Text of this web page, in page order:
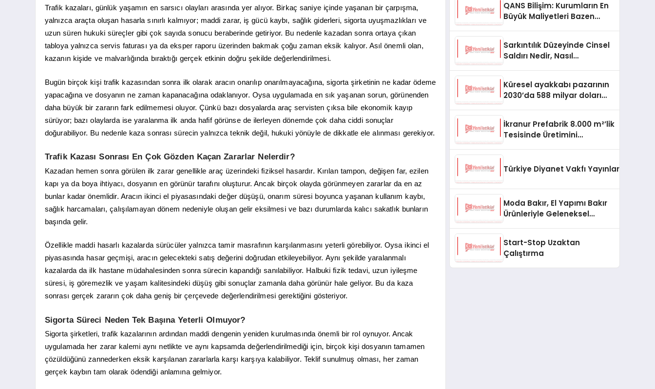
Trafik kazaları, günlük yaşamın en sarsıcı olayları arasında yer alıyor. Birkaç saniye içinde yaşanan bir çarpışma,
yalnızca araçta oluşan hasarla sınırlı kalmıyor; maddi zarar, iş gücü kaybı, sağlık giderleri, sigorta uyuşmazlıkları ve
uzun süren hukuki süreçler gibi çok sayıda sonucu beraberinde getiriyor. Bu nedenle kazadan sonra ortaya çıkan
tabloya yalnızca servis faturası ya da eksper raporu üzerinden bakmak çoğu zaman eksik kalıyor. Asıl önemli olan,
kazanın kişide ve malvarlığında bıraktığı gerçek etkinin doğru şekilde değerlendirilmesi.
Bugün birçok kişi trafik kazasından sonra ilk olarak aracın onarılıp onarılmayacağına, sigorta şirketinin ne kadar ödeme
yapacağına ve dosyanın ne zaman kapanacağına odaklanıyor. Oysa uygulamada en sık yaşanan sorun, görünenden
daha büyük bir zararın fark edilmemesi oluyor. Çünkü bazı dosyalarda araç servisten çıksa bile ekonomik kayıp
sürüyor; bazı olaylarda ise yaralanma ilk anda hafif görünse de ilerleyen dönemde çok daha ciddi sonuçlar
doğurabiliyor. Bu nedenle kaza sonrası sürecin yalnızca teknik değil, hukuki yönüyle de dikkatle ele alınması gerekiyor.
Trafik Kazası Sonrası En Çok Gözden Kaçan Zararlar Nelerdir?
Kazadan hemen sonra görülen ilk zarar genellikle araç üzerindeki fiziksel hasardır. Kırılan tampon, değişen far, ezilen
kapı ya da boya ihtiyacı, dosyanın en görünür tarafını oluşturur. Ancak birçok olayda görünmeyen zararlar da en az
bunlar kadar önemlidir. Aracın ikinci el piyasasındaki değer düşüşü, onarım süresi boyunca yaşanan kullanım kaybı,
sağlık harcamaları, çalışılamayan dönem nedeniyle oluşan gelir eksilmesi ve bazı durumlarda kalıcı sakatlık bunların
başında gelir.
Özellikle maddi hasarlı kazalarda sürücüler yalnızca tamir masrafının karşılanmasını yeterli görebiliyor. Oysa ikinci el
piyasasında hasar geçmişi, aracın gelecekteki satış değerini doğrudan etkileyebiliyor. Aynı şekilde yaralanmalı
kazalarda da ilk hastane müdahalesinden sonra sürecin kapandığı sanılabiliyor. Halbuki fizik tedavi, uzun iyileşme
süresi, iş göremezlik ve yaşam kalitesindeki düşüş gibi sonuçlar zamanla daha görünür hale geliyor. Bu da kaza
sonrası gerçek zararın çok daha geniş bir çerçevede değerlendirilmesi gerektiğini gösteriyor.
Sigorta Süreci Neden Tek Başına Yeterli Olmuyor?
Sigorta şirketleri, trafik kazalarının ardından maddi dengenin yeniden kurulmasında önemli bir rol oynuyor. Ancak
uygulamada her zarar kalemi aynı netlikte ve aynı kapsamda değerlendirilmediği için, birçok kişi dosyanın tamamen
çözüldüğünü zannederken eksik karşılanan zararlarla karşı karşıya kalabiliyor. Teklif sunulmuş olması, her zaman
gerçek kaybın tam olarak ödendiği anlamına gelmiyor.
QANS Bilişim: Kurumların En
Büyük Maliyetleri Bazen
Sarkıntılık Düzeyinde Cinsel
Saldırı Nedir, Nasıl
Küresel ayakkabı pazarının
2030’da 588 milyar doları
İkranur Prefabrik 8.000 m²’lik
Tesisinde Üretimini
Türkiye Diyanet Vakfı Yayınları, Yeni
Moda Bakır, El Yapımı Bakır
Ürünleriyle Geleneksel
Start-Stop Uzaktan
Çalıştırma